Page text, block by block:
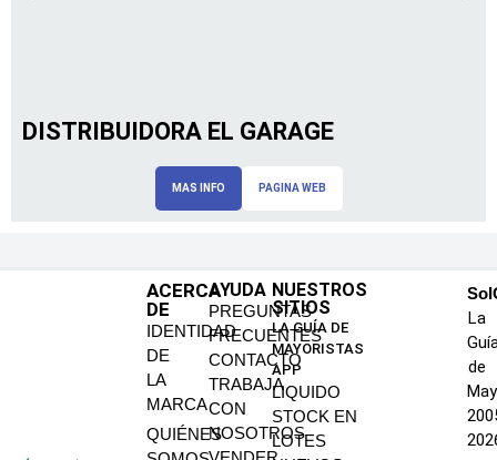
DISTRIBUIDORA EL GARAGE
MAS INFO PAGINA WEB
ACERCA
DE
IDENTIDAD
DE
LA
MARCA
QUIÉNES
AYUDA
PREGUNTAS
FRECUENTES
CONTACTO
TRABAJA
CON
NOSOTROS
NUESTROS
SITIOS
LA GUÍA DE
MAYORISTAS
APP
LIQUIDO
STOCK EN
LOTES
La
de